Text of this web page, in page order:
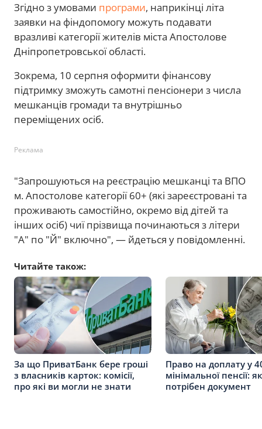
Згідно з умовами програми, наприкінці літа
заявки на фіндопомогу можуть подавати
вразливі категорії жителів міста Апостолове
Дніпропетровської області.
Зокрема, 10 серпня оформити фінансову
підтримку зможуть самотні пенсіонери з числа
мешканців громади та внутрішньо
переміщених осіб.
Реклама
"Запрошуються на реєстрацію мешканці та ВПО
м. Апостолове категорії 60+ (які зареєстровані та
проживають самостійно, окремо від дітей та
інших осіб) чиї прізвища починаються з літери
"А" по "Й" включно", — йдеться у повідомленні.
Читайте також:
За що ПриватБанк бере гроші
з власників карток: комісії,
про які ви могли не знати
Право на доплату у
мінімальної пенсії:
потрібен документ